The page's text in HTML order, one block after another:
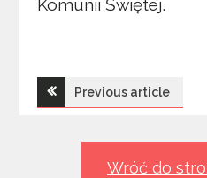
Komunii Świętej.
Nawigacja
Previous article
Wróć do